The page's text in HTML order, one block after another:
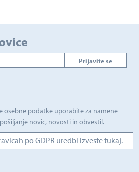
Prijavite se
osebne podatke uporabite za namene
novic, novosti in obvestil.
po GDPR uredbi izveste tukaj.